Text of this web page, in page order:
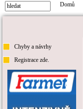
Domů
Chyby a návrhy
Registrace zde.